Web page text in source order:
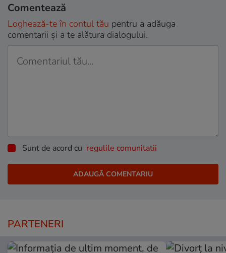
Comentează
Loghează-te în contul tău pentru a adăuga
comentarii și a te alătura dialogului.
Sunt de acord cu regulile comunitatii
PARTENERI